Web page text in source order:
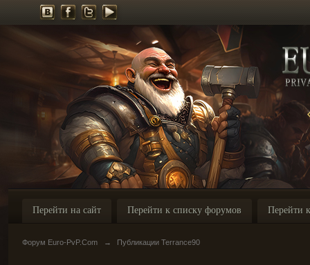
Перейти на сайт Перейти к списку форумов Перейти
Форум Euro-PvP.Com → Публикации Terrance90